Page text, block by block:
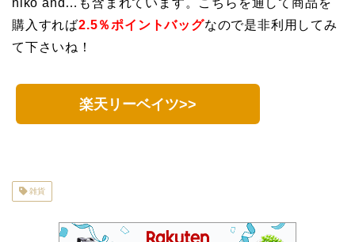
購入すれば2.5％ポイントバッグなので是非利用してみ
て下さいね！
楽天リーベイツ>>
雑貨